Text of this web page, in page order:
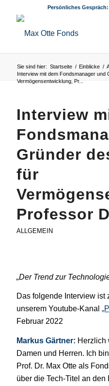
Persönliches
Sie sind hier: Startseite / Einblicke /
Interview mit dem Fondsmanager und
Vermögensentwicklung, Pr...
Interview
Gründer
für
Professor
ALLGEMEIN
„Der Trend zur
Das folgende Interview ist
unserem Youtube-Kanal
Februar 2022
Markus Gärtner: Herzlich
Damen und Herren. Ich
Prof. Dr. Max Otte als
über die Tech-Titel an